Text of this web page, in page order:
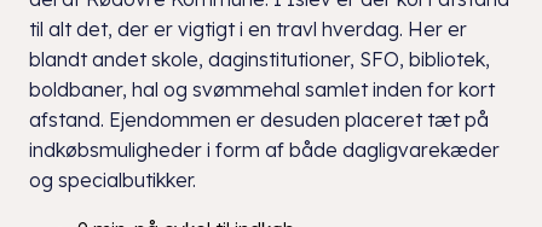
til alt det, der er vigtigt i en travl hverdag. Her er
blandt andet skole, daginstitutioner, SFO, bibliotek,
boldbaner, hal og svømmehal samlet inden for kort
afstand. Ejendommen er desuden placeret tæt på
indkøbsmuligheder i form af både dagligvarekæder
og specialbutikker.